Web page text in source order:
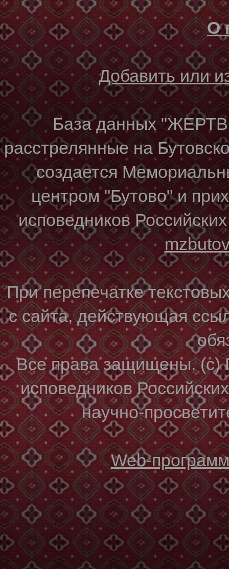
О
Добавить или
База данных
расстрелянные на
создается
центром "Бутово" и
исповедников
При перепечатке
с сайта, действующая
Все права защищены. (с)
исповедников
научно-
Web-